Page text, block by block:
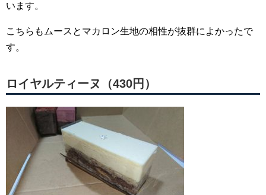
います。
こちらもムースとマカロン生地の相性が抜群によかったで
す。
ロイヤルティーヌ（430円）